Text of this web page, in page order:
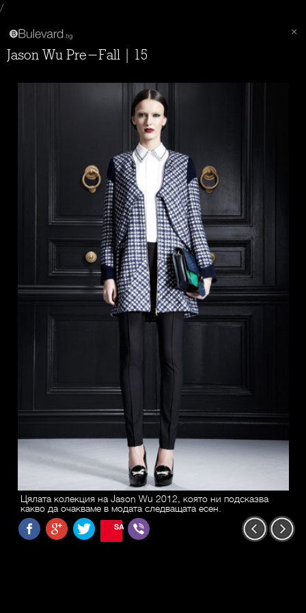
/
Jason Wu Pre-Fall | 15
Цялата колекция на Jason Wu 2012, която ни подсказва
какво да очакваме в модата следващата есен.
SAVE